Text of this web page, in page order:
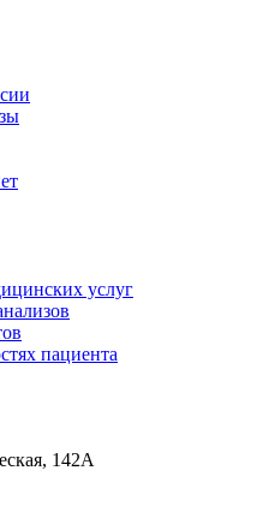
услуг
пациента
142А